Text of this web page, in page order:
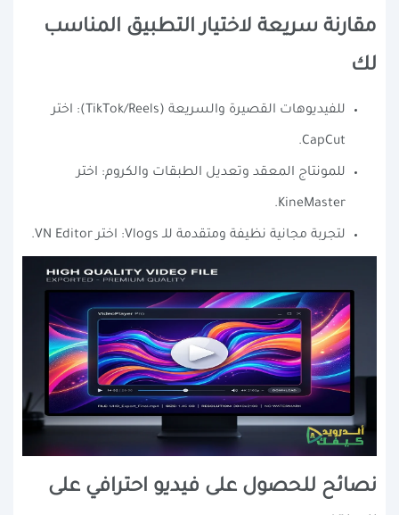
مقارنة سريعة لاختيار التطبيق المناسب
لك
للفيديوهات القصيرة والسريعة (TikTok/Reels): اختر
CapCut.
للمونتاج المعقد وتعديل الطبقات والكروم: اختر
KineMaster.
لتجربة مجانية نظيفة ومتقدمة للـ Vlogs: اختر VN Editor.
نصائح للحصول على فيديو احترافي على